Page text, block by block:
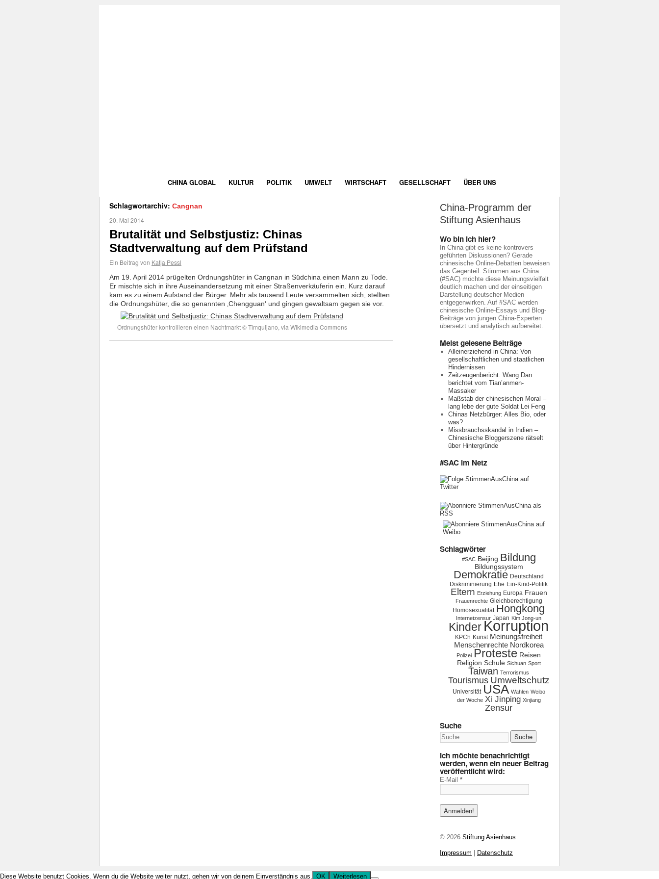
CHINA GLOBAL KULTUR POLITIK UMWELT WIRTSCHAFT GESELLSCHAFT ÜBER UNS
Schlagwortarchiv: Cangnan
20. Mai 2014
Brutalität und Selbstjustiz: Chinas
Stadtverwaltung auf dem Prüfstand
Ein Beitrag von Katja Pessl
Am 19. April 2014 prügelten Ordnungshüter in Cangnan in Südchina einen Mann zu Tode.
Er mischte sich in ihre Auseinandersetzung mit einer Straßenverkäuferin ein. Kurz darauf
kam es zu einem Aufstand der Bürger. Mehr als tausend Leute versammelten sich, stellten
die Ordnungshüter, die so genannten ‚Chengguan‘ und gingen gewaltsam gegen sie vor.
Ordnungshüter kontrollieren einen Nachtmarkt © Timquijano, via Wikimedia Commons
China-Programm der
Stiftung Asienhaus
Wo bin ich hier?
In China gibt es keine kontrovers
geführten Diskussionen? Gerade
chinesische Online-Debatten beweisen
das Gegenteil. Stimmen aus China
(#SAC) möchte diese Meinungsvielfalt
deutlich machen und der einseitigen
Darstellung deutscher Medien
entgegenwirken. Auf #SAC werden
chinesische Online-Essays und Blog-
Beiträge von jungen China-Experten
übersetzt und analytisch aufbereitet.
Meist gelesene Beiträge
Alleinerziehend in China: Von
gesellschaftlichen und staatlichen
Hindernissen
Zeitzeugenbericht: Wang Dan
berichtet vom Tian’anmen-
Massaker
Maßstab der chinesischen Moral –
lang lebe der gute Soldat Lei Feng
Chinas Netzbürger: Alles Bio, oder
was?
Missbrauchsskandal in Indien –
Chinesische Bloggerszene rätselt
über Hintergründe
#SAC im Netz
Schlagwörter
#SAC Beijing Bildung
Bildungssystem
Demokratie Deutschland
Diskriminierung Ehe Ein-Kind-Politik
Eltern Erziehung Europa Frauen
Frauenrechte Gleichberechtigung
Homosexualität Hongkong
Internetzensur Japan Kim Jong-un
KinderKorruption
KPCh Kunst Meinungsfreiheit
Menschenrechte Nordkorea
Polizei Proteste Reisen
Religion Schule Sichuan Sport
Taiwan Terrorismus
Tourismus Umweltschutz
Universität USA Wahlen Weibo
der Woche Xi Jinping Xinjiang
Zensur
Suche
Ich möchte benachrichtigt
werden, wenn ein neuer Beitrag
veröffentlicht wird:
E-Mail *
© 2026 Stiftung Asienhaus
Impressum Datenschutz
Diese Website benutzt Cookies. Wenn du die Website weiter nutzt, gehen wir von deinem Einverständnis aus. OK Weiterlesen